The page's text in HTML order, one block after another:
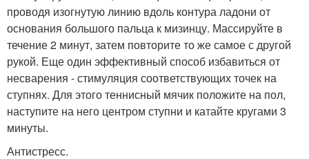
проводя изогнутую линию вдоль контура ладони от
основания большого пальца к мизинцу. Массируйте в
течение 2 минут, затем повторите то же самое с другой
рукой. Еще один эффективный способ избавиться от
несварения - стимуляция соответствующих точек на
ступнях. Для этого теннисный мячик положите на пол,
наступите на него центром ступни и катайте кругами 3
минуты.
Антистресс.